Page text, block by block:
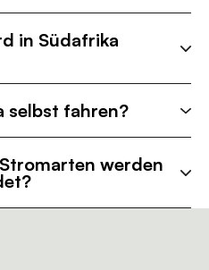
in Südafrika
selbst fahren?
werden